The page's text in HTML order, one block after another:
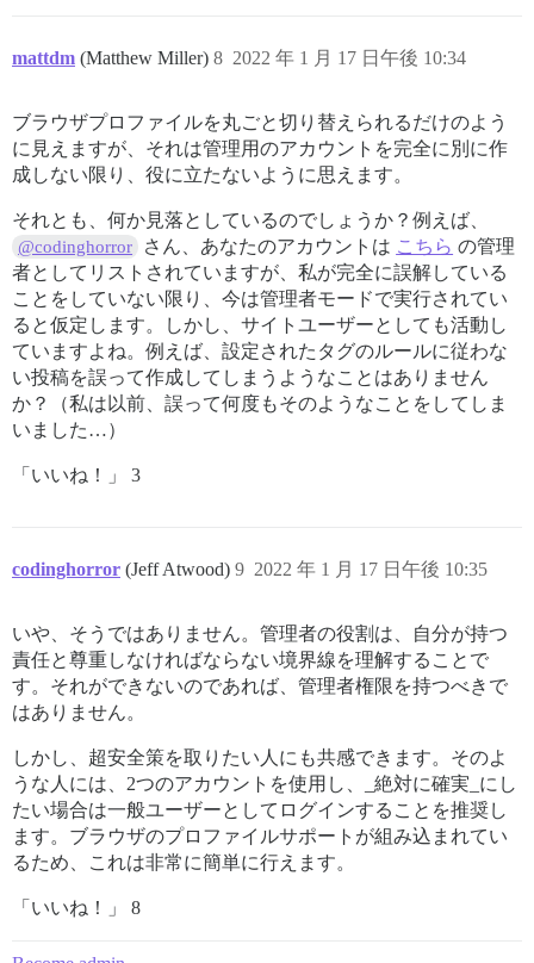
mattdm (Matthew Miller) 2022 年 1 月 17 日午後 10:34
8
ブラウザプロファイルを丸ごと切り替えられるだけのよう
に見えますが、それは管理用のアカウントを完全に別に作
成しない限り、役に立たないように思えます。
それとも、何か見落としているのでしょうか？例えば、
@codinghorror さん、あなたのアカウントは こちら の管理
者としてリストされていますが、私が完全に誤解している
ことをしていない限り、今は管理者モードで実行されてい
ると仮定します。しかし、サイトユーザーとしても活動し
ていますよね。例えば、設定されたタグのルールに従わな
い投稿を誤って作成してしまうようなことはありません
か？（私は以前、誤って何度もそのようなことをしてしま
いました…）
「いいね！」 3
codinghorror (Jeff Atwood) 2022 年 1 月 17 日午後 10:35
9
いや、そうではありません。管理者の役割は、自分が持つ
責任と尊重しなければならない境界線を理解することで
す。それができないのであれば、管理者権限を持つべきで
はありません。
しかし、超安全策を取りたい人にも共感できます。そのよ
うな人には、2つのアカウントを使用し、_絶対に確実_にし
たい場合は一般ユーザーとしてログインすることを推奨し
ます。ブラウザのプロファイルサポートが組み込まれてい
るため、これは非常に簡単に行えます。
「いいね！」 8